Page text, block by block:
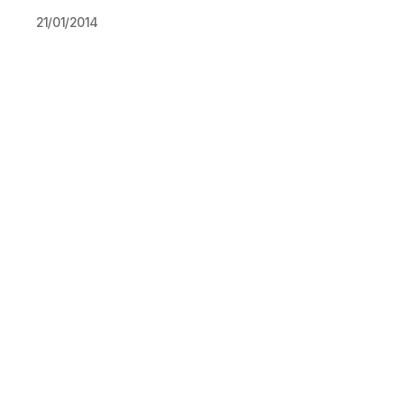
21/01/2014